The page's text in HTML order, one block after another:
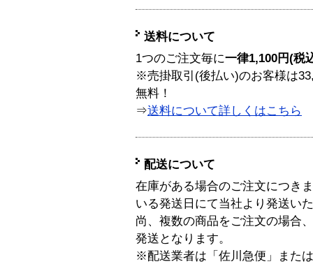
送料について
1つのご注文毎に一律1,100円(税
※売掛取引(後払い)のお客様は
無料！
⇒送料について詳しくはこちら
配送について
在庫がある場合のご注文につき
いる発送日にて当社より発送い
尚、複数の商品をご注文の場合
発送となります。
※配送業者は「佐川急便」また